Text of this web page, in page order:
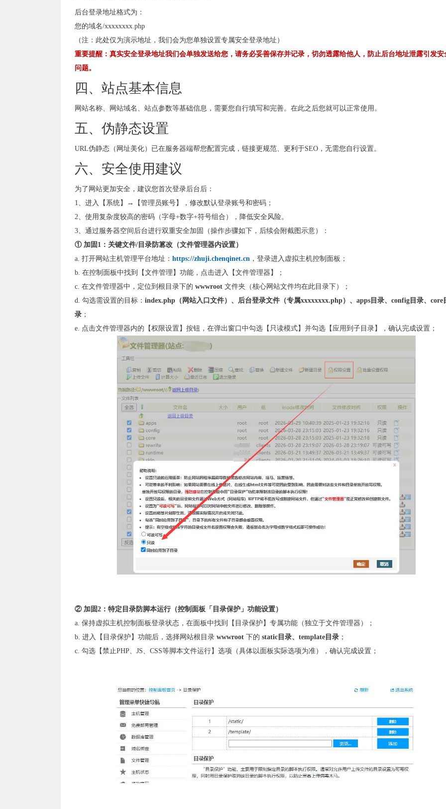
后台登录地址格式为：
您的域名/xxxxxxxx.php
（注：此处仅为演示地址，我们会为您单独设置专属安全登录地址）
重要提醒：真实安全登录地址我们会单独发送给您，请务必妥善保存并记录，切勿透露给他人，防止后台地址泄露引发安
问题。
四、站点基本信息
网站名称、网站域名、站点参数等基础信息，需要您自行填写和完善。在此之后您就可以正常使用。
五、伪静态设置
URL伪静态（网址美化）已在服务器端帮您配置完成，链接更规范、更利于SEO，无需您自行设置。
六、安全使用建议
为了网站更加安全，建议您首次登录后台后：
1、进入【系统】→【管理员账号】，修改默认登录账号和密码；
2、使用复杂度较高的密码（字母+数字+符号组合），降低安全风险。
3、通过服务器空间后台进行双重安全加固（操作步骤如下，后续会附截图示意）：
① 加固1：关键文件/目录防篡改（文件管理器内设置）
a. 打开网站主机管理平台地址： https://zhuji.chenqinet.cn，登录进入虚拟主机控制面板；
b. 在控制面板中找到【文件管理】功能，点击进入【文件管理器】；
c. 在文件管理器中，定位到根目录下的 wwwroot文件夹（核心网站文件均在此目录下）；
d. 勾选需设置的目标： index.php（网站入口文件）、后台登录文件（专属xxxxxxxx.php）、apps目录、config目录、core
录；
e. 点击文件管理器内的【权限设置】按钮，在弹出窗口中勾选【只读模式】并勾选【应用到子目录】，确认完成设置；
② 加固2：特定目录防脚本运行（控制面板「目录保护」功能设置）
a. 保持虚拟主机控制面板登录状态，在面板中找到【目录保护】专属功能（独立于文件管理器）；
b. 进入【目录保护】功能后，选择网站根目录 wwwroot下的 static目录、template目录；
c. 勾选【禁止PHP、JS、CSS等脚本文件运行】选项（具体以面板实际选项为准），确认完成设置；